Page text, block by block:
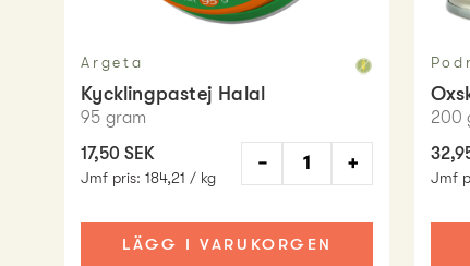
Argeta
Kycklingpastej Halal
95 gram
17,50 SEK
Jmf pris:184,21 / kg
− +
LÄGG I VARUKORGEN
200
Jmf